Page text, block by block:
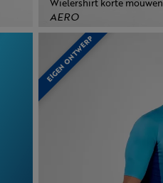
Wielershirt korte mouwen
AERO
EIGEN ONTWERP